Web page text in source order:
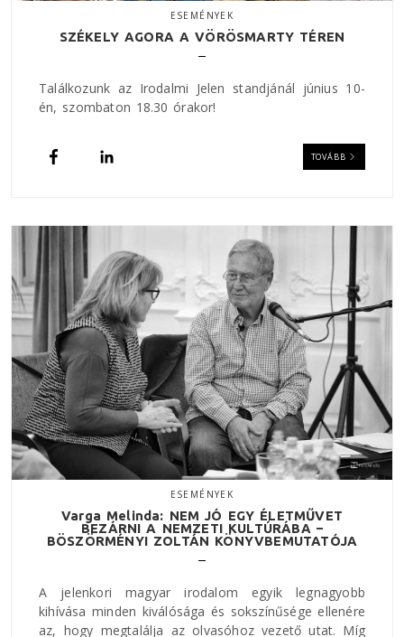
ESEMÉNYEK
SZÉKELY AGORA A VÖRÖSMARTY TÉREN
Találkozunk az Irodalmi Jelen standjánál június 10-
én, szombaton 18.30 órakor!
TOVÁBB
ESEMÉNYEK
Varga Melinda: NEM JÓ EGY ÉLETMŰVET
BEZÁRNI A NEMZETI KULTÚRÁBA –
BÖSZÖRMÉNYI ZOLTÁN KÖNYVBEMUTATÓJA
A jelenkori magyar irodalom egyik legnagyobb
kihívása minden kiválósága és sokszínűsége ellenére
az, hogy megtalálja az olvasóhoz vezető utat. Míg